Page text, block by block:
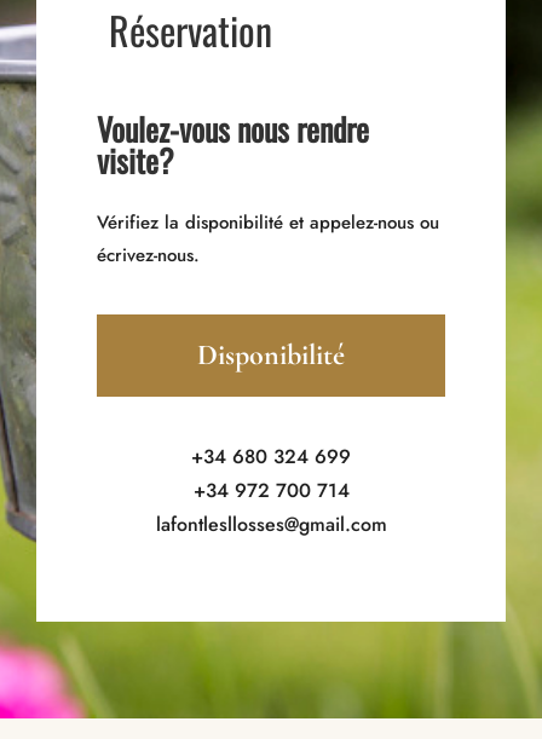
Réservation
Voulez-vous nous rendre
visite?
Vérifiez la disponibilité et appelez-nous ou
écrivez-nous.
Disponibilité
+34 680 324 699
+34 972 700 714
lafontlesllosses@gmail.com